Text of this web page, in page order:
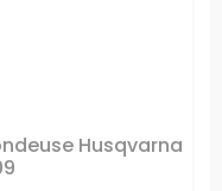
Husqvarna